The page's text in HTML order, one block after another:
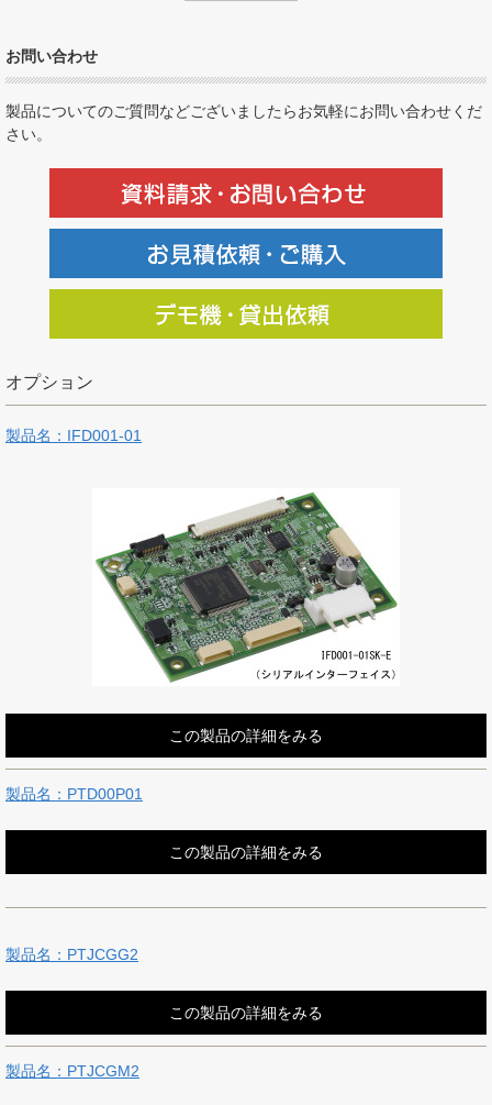
お問い合わせ
製品についてのご質問などございましたらお気軽にお問い合わせくだ
さい。
オプション
製品名：IFD001-01
この製品の詳細をみる
製品名：PTD00P01
この製品の詳細をみる
製品名：PTJCGG2
この製品の詳細をみる
製品名：PTJCGM2